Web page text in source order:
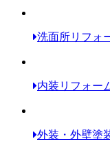
洗面所リフォ
内装リフォー
外装・外壁塗